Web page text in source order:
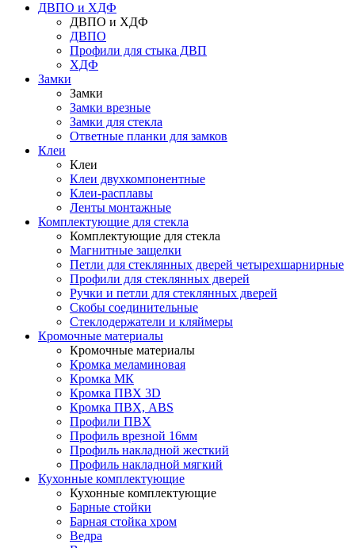
ДВПО и ХДФ
ДВПО и ХДФ
ДВПО
Профили для стыка ДВП
ХДФ
Замки
Замки
Замки врезные
Замки для стекла
Ответные планки для замков
Клеи
Клеи
Клеи двухкомпонентные
Клеи-расплавы
Ленты монтажные
Комплектующие для стекла
Комплектующие для стекла
Магнитные защелки
Петли для стеклянных дверей четырехшарнирные
Профили для стеклянных дверей
Ручки и петли для стеклянных дверей
Скобы соединительные
Стеклодержатели и кляймеры
Кромочные материалы
Кромочные материалы
Кромка меламиновая
Кромка МК
Кромка ПВХ 3D
Кромка ПВХ, ABS
Профили ПВХ
Профиль врезной 16мм
Профиль накладной жесткий
Профиль накладной мягкий
Кухонные комплектующие
Кухонные комплектующие
Барные стойки
Барная стойка хром
Ведра